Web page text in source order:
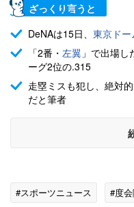
ざっくり言うと
DeNAは15日、 東京ドー
「2番・ 左翼 」で出場し
ーグ2位の.315
走塁ミスも犯し、絶対
だと筆者
#スポーツニュース #度